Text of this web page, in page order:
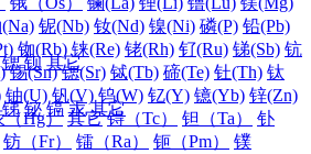
铌(Nb) 钕(Nd) 镍(Ni) 磷(P) 铅(Pb)
铷(Rb) 铼(Re) 铑(Rh) 钌(Ru) 锑(Sb) 钪
锡(Sn) 锶(Sr) 铽(Tb) 碲(Te) 钍(Th) 钛
铀(U) 钒(V) 钨(W) 钇(Y) 镱(Yb) 锌(Zn)
（Hg） 其它 锝（Tc） 钽（Ta）
钋
钫（Fr） 镭（Ra） 钷（Pm）
镤
锶 钡 其它
锑 铋 镉 汞 其它